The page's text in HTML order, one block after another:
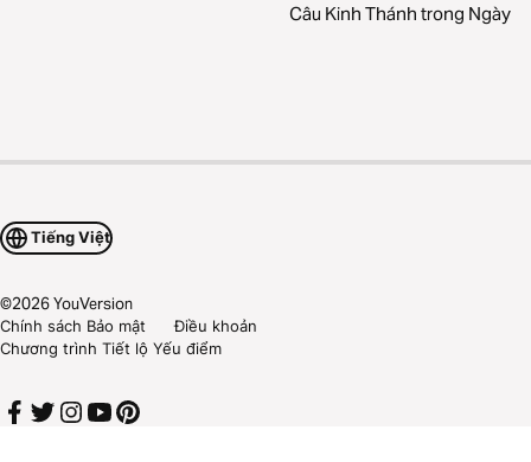
Câu Kinh Thánh trong Ngày
Tiếng Việt
©2026YouVersion
Chính sách Bảo mật
Điều khoản
Chương trình Tiết lộ Yếu điểm